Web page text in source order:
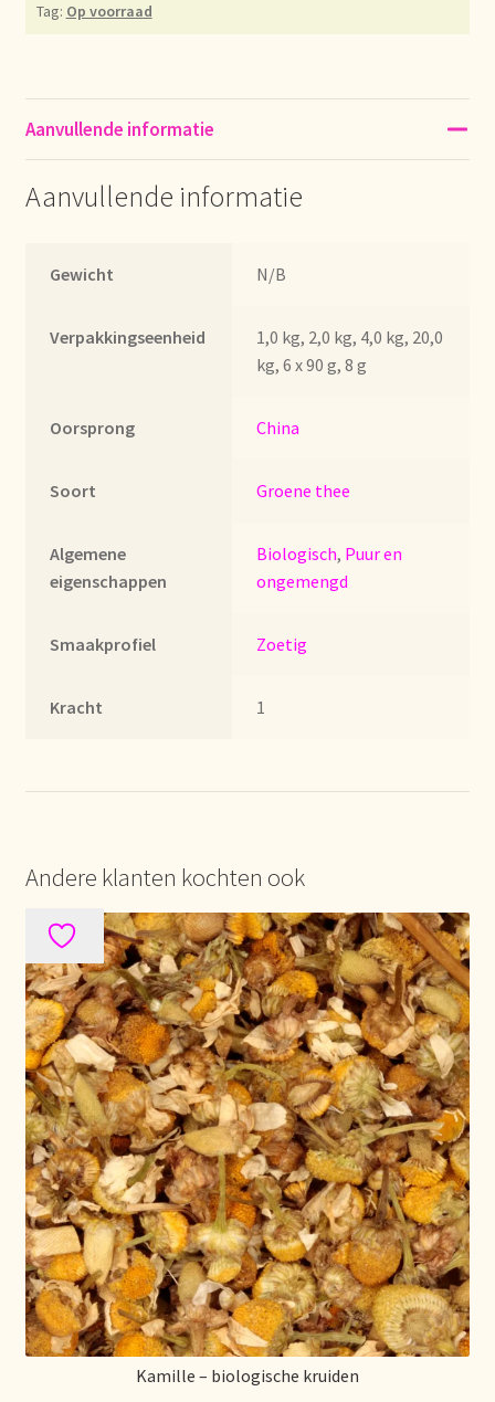
Devoluciones y garantía
Expédition et livraison
Food safety
Imprint
Kontakt
Lagerangelegenheiten
Lista de precios actualizada.
Liste de prix actuelle
Mentions légales
Mijn account
Mijn Favorieten
Multilingualism
Multilinguisme
Multilingüismo.
Newsletter
Newsletter
Tag: Op voorraad
Aanvullende informatie
Aanvullende informatie
Gewicht N/B
Verpakkingseenheid
1,0 kg, 2,0 kg, 4,0 kg, 20,0
kg, 6 x 90 g, 8 g
Oorsprong China
Soort Groene thee
Algemene
eigenschappen
Biologisch, Puur en
ongemengd
Smaakprofiel Zoetig
Kracht 1
Andere klanten kochten ook
Kamille – biologische kruiden